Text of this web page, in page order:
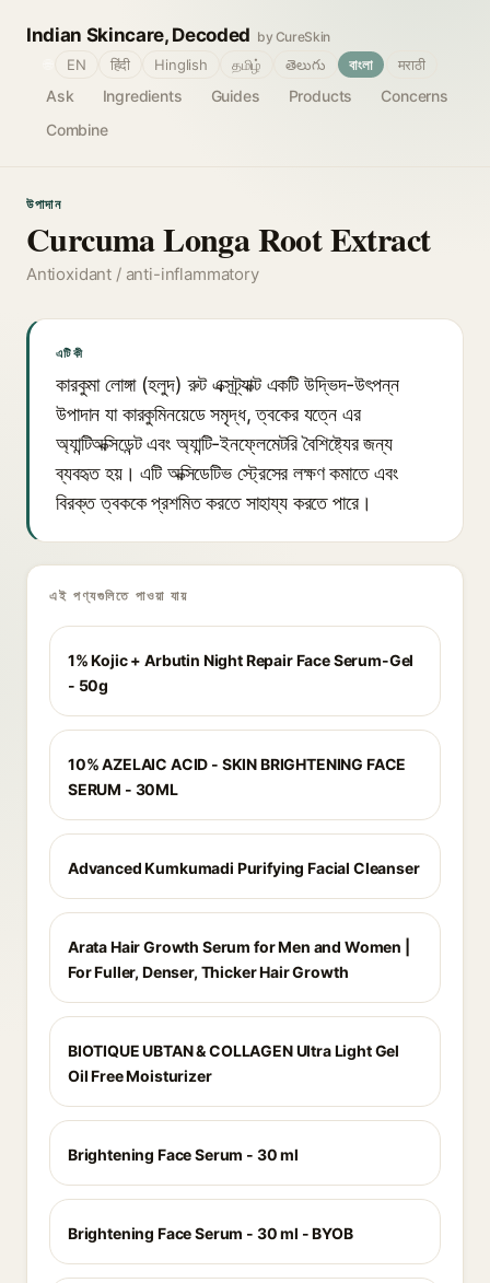
Indian Skincare, Decoded by CureSkin
Ask Ingredients Guides Products
Concerns
Combine
EN हिंदी Hinglish தமிழ் తెలుగు বাংলা मराठी
উপাদান
Curcuma Longa Root Extract
Antioxidant / anti-inflammatory
এটি কী
কারকুমা লোঙ্গা (হলুদ) রুট এক্সট্র্যাক্ট একটি উদ্ভিদ-উৎপন্ন
উপাদান যা কারকুমিনয়েডে সমৃদ্ধ, ত্বকের যত্নে এর
অ্যান্টিঅক্সিডেন্ট এবং অ্যান্টি-ইনফ্লেমেটরি বৈশিষ্ট্যের জন্য
ব্যবহৃত হয়। এটি অক্সিডেটিভ স্ট্রেসের লক্ষণ কমাতে এবং
বিরক্ত ত্বককে প্রশমিত করতে সাহায্য করতে পারে।
এই পণ্যগুলিতে পাওয়া যায়
1% Kojic + Arbutin Night Repair Face Serum-Gel
- 50g
10% AZELAIC ACID - SKIN BRIGHTENING FACE
SERUM - 30ML
Advanced Kumkumadi Purifying Facial Cleanser
Arata Hair Growth Serum for Men and Women |
For Fuller, Denser, Thicker Hair Growth
BIOTIQUE UBTAN & COLLAGEN Ultra Light Gel
Oil Free Moisturizer
Brightening Face Serum - 30 ml
Brightening Face Serum - 30 ml - BYOB